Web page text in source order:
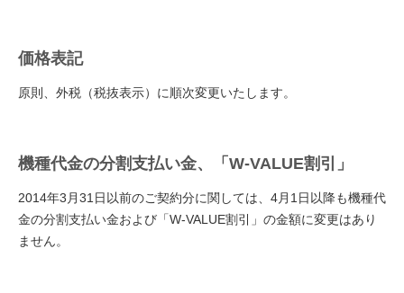
価格表記
原則、外税（税抜表示）に順次変更いたします。
機種代金の分割支払い金、「W-VALUE割引」
2014年3月31日以前のご契約分に関しては、4月1日以降も機種代
金の分割支払い金および「W-VALUE割引」の金額に変更はあり
ません。